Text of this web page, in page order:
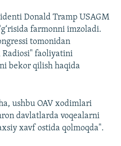
Donald Tramp USAGM
farmonni imzoladi.
tomonidan
Radiosi" faoliyatini
bekor qilish haqida
ushbu OAV xodimlari
davlatlarda voqealarni
xavf ostida qolmoqda".